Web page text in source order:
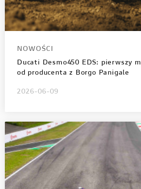
NOWOŚCI
Ducati Desmo450 EDS: pierwszy
od producenta z Borgo Panigale
2026-06-09